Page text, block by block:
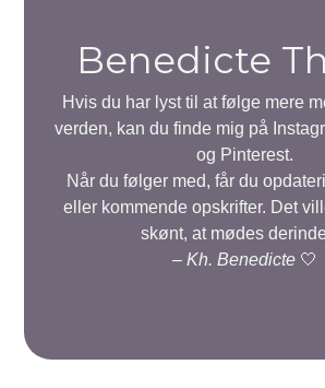
Benedicte
Hvis du har lyst til at følge mere
verden, kan du finde mig på
og Pinterest.
Når du følger med, får du
eller kommende opskrifter. Det
skønt, at mødes
– Kh. Benedicte🤍